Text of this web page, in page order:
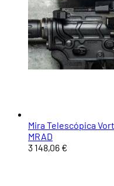
Mira Telescópica
MRAD
3 148,06 €